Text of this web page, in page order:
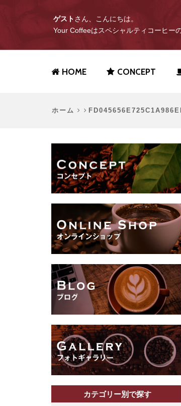
ゲストさん、こんにちは。
Your Coffeeはスペシャルティコーヒー
HOME CONCEPT
ホーム
カテゴリー別で探す